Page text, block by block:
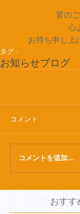
皆の
心
お待ち申し上
タグ：
お知らせブログ
コメント
コメントを追加…
おすす